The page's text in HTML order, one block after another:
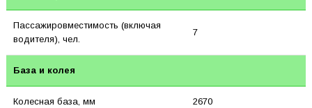
Пассажировместимость (включая
водителя), чел.
7
База и колея
Колесная база, мм 2670